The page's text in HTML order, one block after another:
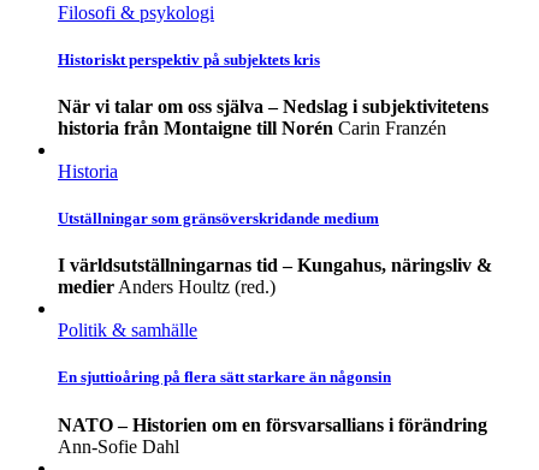
Filosofi & psykologi
Historiskt perspektiv på subjektets kris
När vi talar om oss själva – Nedslag i subjektivitetens
historia från Montaigne till Norén Carin Franzén
Historia
Utställningar som gränsöverskridande medium
I världsutställningarnas tid – Kungahus, näringsliv &
medier Anders Houltz (red.)
Politik & samhälle
En sjuttioåring på flera sätt starkare än någonsin
NATO – Historien om en försvarsallians i förändring
Ann-Sofie Dahl